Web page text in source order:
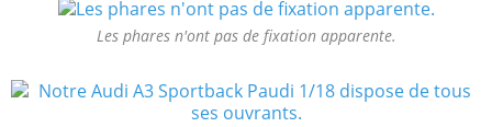
Les phares n'ont pas de fixation apparente.